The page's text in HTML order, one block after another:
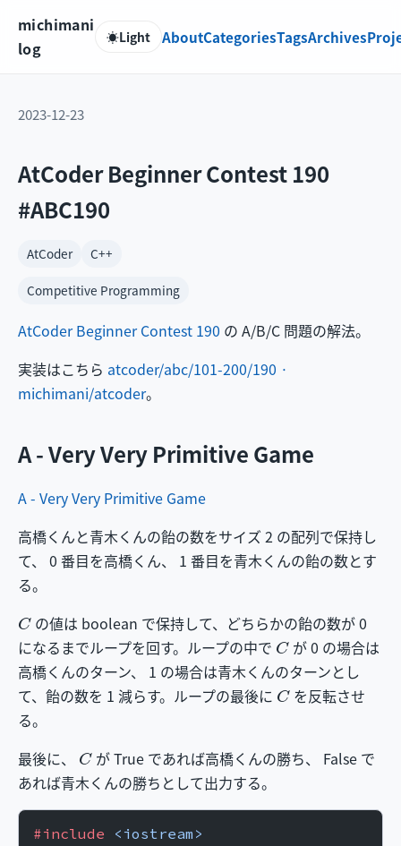
michimani
log
☀️Light AboutCategoriesTagsArchives
2023-12-23
AtCoder Beginner Contest 190
#ABC190
AtCoder C++
Competitive Programming
AtCoder Beginner Contest 190 の A/B/C 問題の解法。
実装はこちら atcoder/abc/101-200/190 ·
michimani/atcoder。
A - Very Very Primitive Game
A - Very Very Primitive Game
高橋くんと青木くんの飴の数をサイズ 2 の配列で保持し
て、 0 番目を高橋くん、 1 番目を青木くんの飴の数とす
る。
の値は boolean で保持して、どちらかの飴の数が 0
になるまでループを回す。ループの中で Cが 0 の場合は
高橋くんのターン、 1 の場合は青木くんのターンとし
て、飴の数を 1 減らす。ループの最後に Cを反転させ
る。
最後に、
が True であれば高橋くんの勝ち、 False で
あれば青木くんの勝ちとして出力する。
#include <iostream>